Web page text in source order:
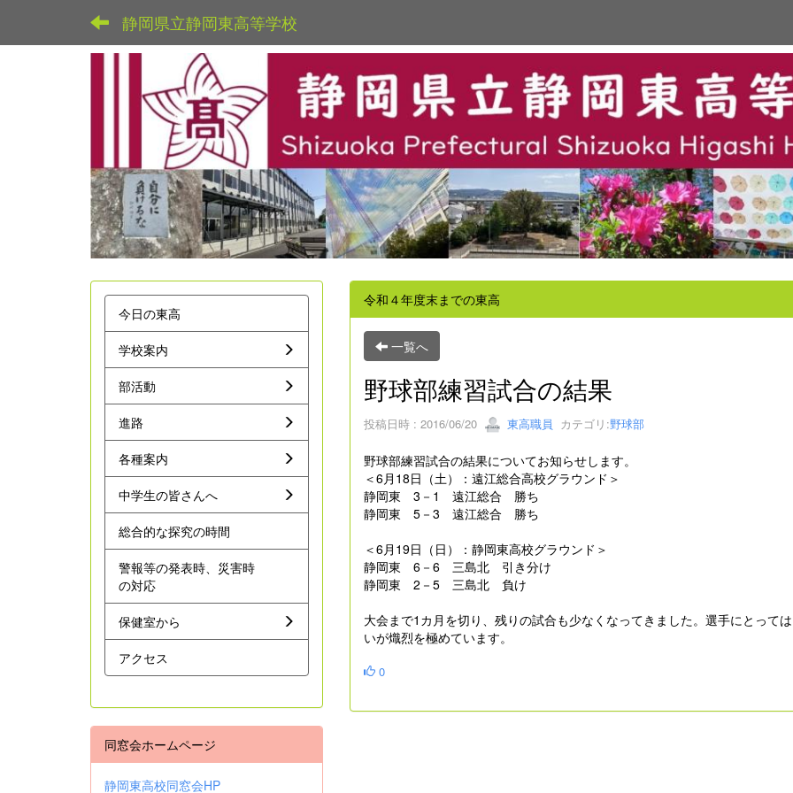
静岡県立静岡東高等学校
令和４年度末までの東高
一覧へ
野球部練習試合の結果
投稿日時 : 2016/06/20 東高職員 カテゴリ:野球部
野球部練習試合の結果についてお知らせします。
＜6月18日（土）：遠江総合高校グラウンド＞
静岡東 3－1 遠江総合 勝ち
静岡東 5－3 遠江総合 勝ち
＜6月19日（日）：静岡東高校グラウンド＞
静岡東 6－6 三島北 引き分け
静岡東 2－5 三島北 負け
大会まで1カ月を切り、残りの試合も少なくなってきました。選手にとって
いが熾烈を極めています。
0
今日の東高
学校案内
部活動
進路
各種案内
中学生の皆さんへ
総合的な探究の時間
警報等の発表時、災害時
の対応
保健室から
アクセス
同窓会ホームページ
静岡東高校同窓会HP